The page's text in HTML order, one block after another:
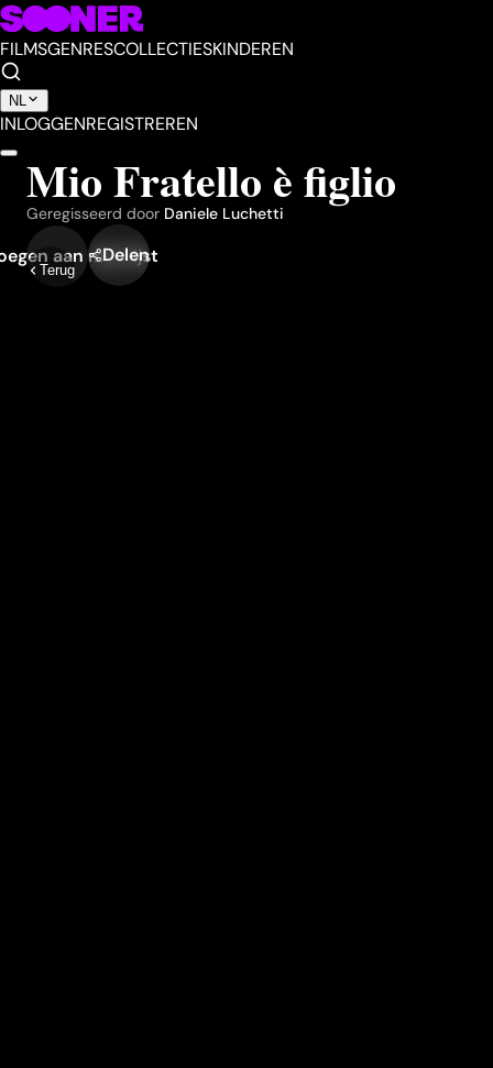
FILMSGENRESCOLLECTIESKINDEREN
NL
INLOGGENREGISTREREN
Terug
Mio Fratello è figlio
Geregisseerd door Daniele Luchetti
aan mijn lijst
Delen